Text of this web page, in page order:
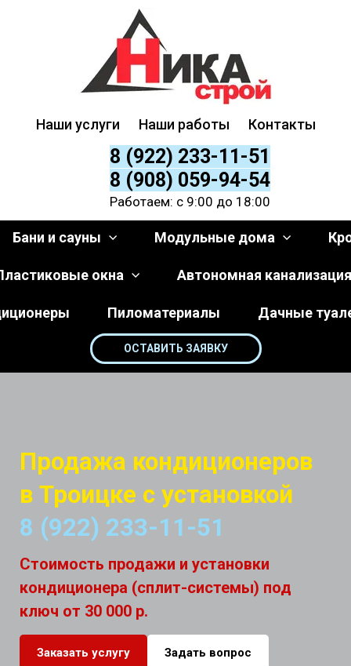
Наши услуги Наши работы Контакты
8 (922) 233-11-51
8 (908) 059-94-54
Работаем: с 9:00 до 18:00
Бани и сауны Модульные дома
окна Автономная канализация
Пиломатериалы Дачные
ОСТАВИТЬ ЗАЯВКУ
Продажа кондиционеров
в Троицке с установкой
8 (922) 233-11-51
Стоимость продажи и установки
кондиционера (сплит-системы) под
ключ от 30 000 р.
Заказать услугу Задать вопрос